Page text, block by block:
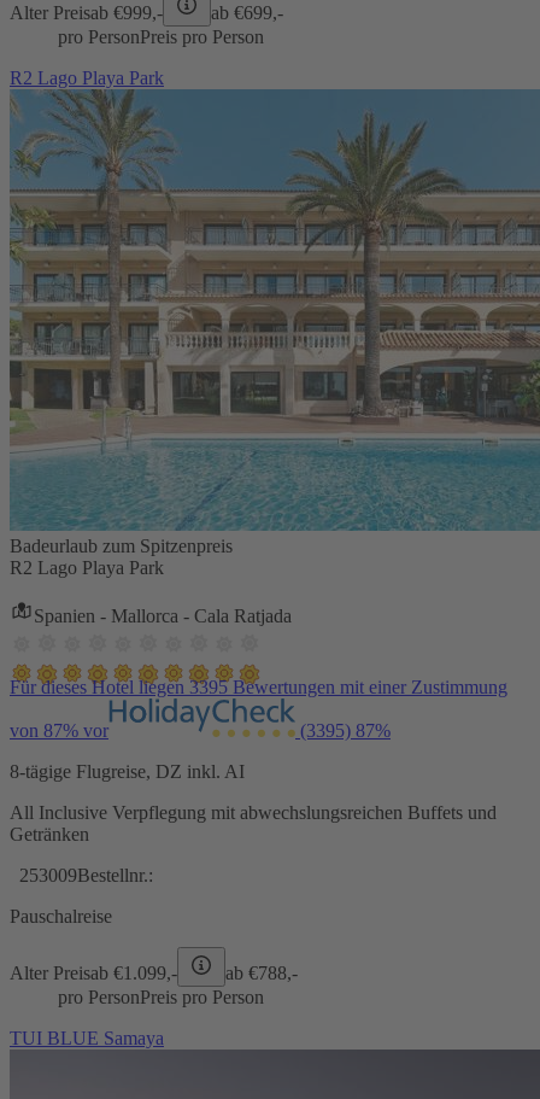
Alter Preisab €999,- ab €699,-
pro PersonPreis pro Person
R2 Lago Playa Park
Badeurlaub zum Spitzenpreis
R2 Lago Playa Park
Spanien - Mallorca - Cala Ratjada
Für dieses Hotel liegen 3395 Bewertungen mit einer Zustimmung
von 87% vor (3395) 87%
8-tägige Flugreise, DZ inkl. AI
All Inclusive Verpflegung mit abwechslungsreichen Buffets und
Getränken
253009Bestellnr.:
Pauschalreise
Alter Preisab €1.099,- ab €788,-
pro PersonPreis pro Person
TUI BLUE Samaya